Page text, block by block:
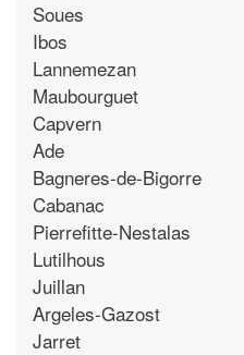
Soues
Ibos
Lannemezan
Maubourguet
Capvern
Ade
Bagneres-de-Bigorre
Cabanac
Pierrefitte-Nestalas
Lutilhous
Juillan
Argeles-Gazost
Jarret